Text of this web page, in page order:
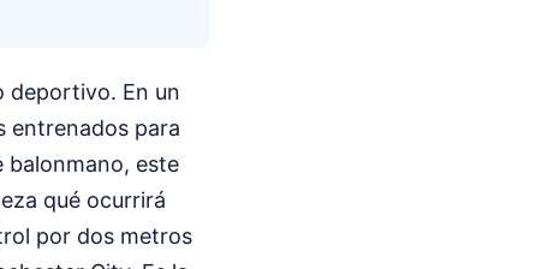
deportivo. En un
entrenados para
este
qué ocurrirá
por dos metros